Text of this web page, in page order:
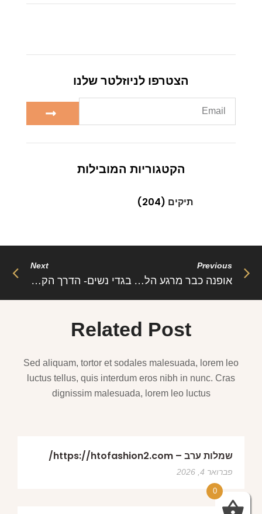
הצטרפו לניוזלטר שלנו
הקטגוריות המובילות
תיקים (204)
Previous
אופנה כבר מרגע הלידה
Next
בגדי נשים- הדרך הקלה לארון המושלם
Related Post
Sed aliquam, tortor et sodales malesuada, lorem leo
luctus tellus, quis interdum eros nibh in nunc. Cras
dignissim malesuada, lorem leo luctus
שמלות ערב – https://htofashion2.com/
פברואר 4, 2026
0